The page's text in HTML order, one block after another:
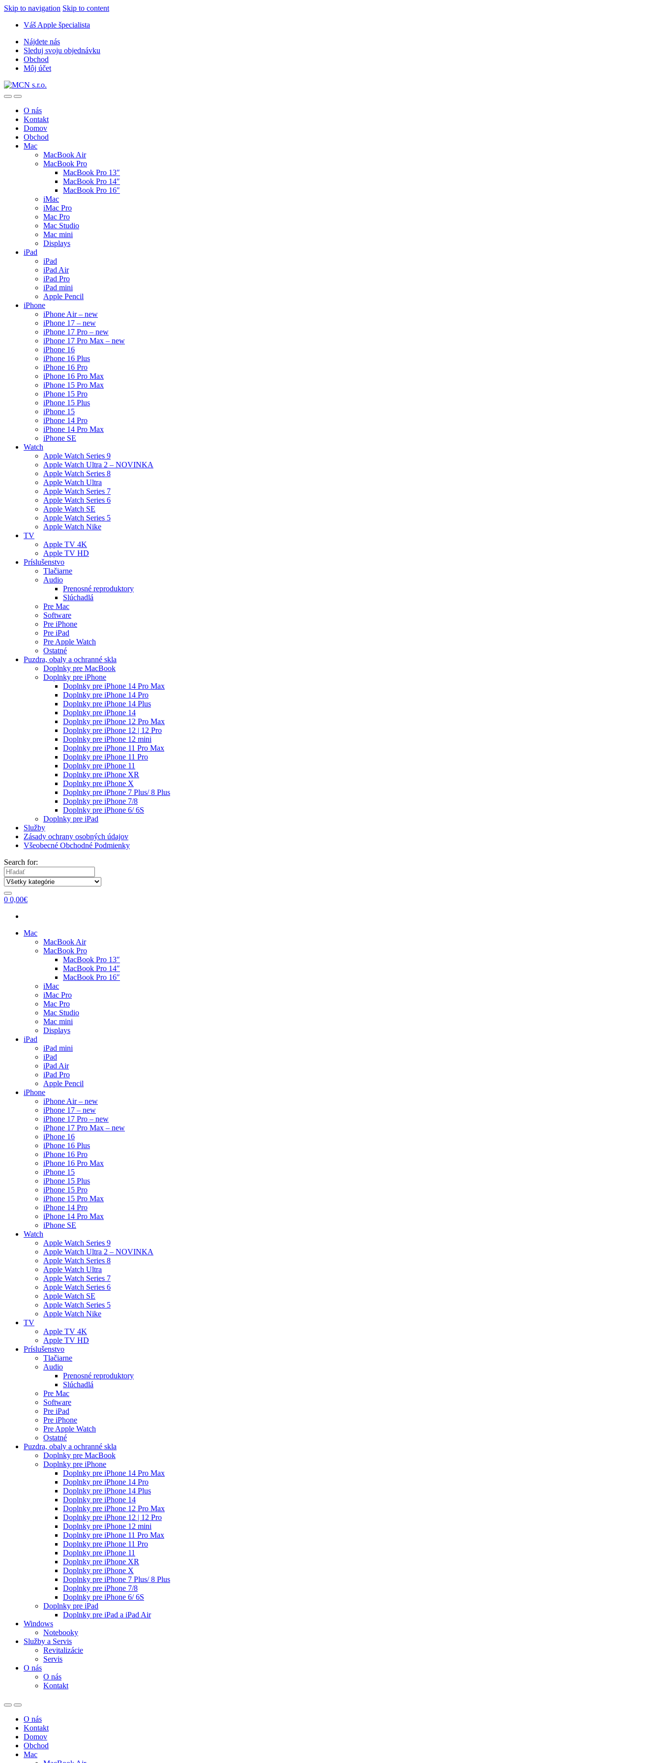
Skip to navigation Skip to content
Váš Apple špecialista
Nájdete nás
Sleduj svoju objednávku
Obchod
Môj účet
O nás
Kontakt
Domov
Obchod
Mac
MacBook Air
MacBook Pro
MacBook Pro 13″
MacBook Pro 14″
MacBook Pro 16″
iMac
iMac Pro
Mac Pro
Mac Studio
Mac mini
Displays
iPad
iPad
iPad Air
iPad Pro
iPad mini
Apple Pencil
iPhone
iPhone Air – new
iPhone 17 – new
iPhone 17 Pro – new
iPhone 17 Pro Max – new
iPhone 16
iPhone 16 Plus
iPhone 16 Pro
iPhone 16 Pro Max
iPhone 15 Pro Max
iPhone 15 Pro
iPhone 15 Plus
iPhone 15
iPhone 14 Pro
iPhone 14 Pro Max
iPhone SE
Watch
Apple Watch Series 9
Apple Watch Ultra 2 – NOVINKA
Apple Watch Series 8
Apple Watch Ultra
Apple Watch Series 7
Apple Watch Series 6
Apple Watch SE
Apple Watch Series 5
Apple Watch Nike
TV
Apple TV 4K
Apple TV HD
Príslušenstvo
Tlačiarne
Audio
Prenosné reproduktory
Slúchadlá
Pre Mac
Software
Pre iPhone
Pre iPad
Pre Apple Watch
Ostatné
Puzdra, obaly a ochranné skla
Doplnky pre MacBook
Doplnky pre iPhone
Doplnky pre iPhone 14 Pro Max
Doplnky pre iPhone 14 Pro
Doplnky pre iPhone 14 Plus
Doplnky pre iPhone 14
Doplnky pre iPhone 12 Pro Max
Doplnky pre iPhone 12 | 12 Pro
Doplnky pre iPhone 12 mini
Doplnky pre iPhone 11 Pro Max
Doplnky pre iPhone 11 Pro
Doplnky pre iPhone 11
Doplnky pre iPhone XR
Doplnky pre iPhone X
Doplnky pre iPhone 7 Plus/ 8 Plus
Doplnky pre iPhone 7/8
Doplnky pre iPhone 6/ 6S
Doplnky pre iPad
Služby
Zásady ochrany osobných údajov
Všeobecné Obchodné Podmienky
Search for:
0 0,00€
Mac
MacBook Air
MacBook Pro
MacBook Pro 13″
MacBook Pro 14″
MacBook Pro 16″
iMac
iMac Pro
Mac Pro
Mac Studio
Mac mini
Displays
iPad
iPad mini
iPad
iPad Air
iPad Pro
Apple Pencil
iPhone
iPhone Air – new
iPhone 17 – new
iPhone 17 Pro – new
iPhone 17 Pro Max – new
iPhone 16
iPhone 16 Plus
iPhone 16 Pro
iPhone 16 Pro Max
iPhone 15
iPhone 15 Plus
iPhone 15 Pro
iPhone 15 Pro Max
iPhone 14 Pro
iPhone 14 Pro Max
iPhone SE
Watch
Apple Watch Series 9
Apple Watch Ultra 2 – NOVINKA
Apple Watch Series 8
Apple Watch Ultra
Apple Watch Series 7
Apple Watch Series 6
Apple Watch SE
Apple Watch Series 5
Apple Watch Nike
TV
Apple TV 4K
Apple TV HD
Príslušenstvo
Tlačiarne
Audio
Prenosné reproduktory
Slúchadlá
Pre Mac
Software
Pre iPad
Pre iPhone
Pre Apple Watch
Ostatné
Puzdra, obaly a ochranné skla
Doplnky pre MacBook
Doplnky pre iPhone
Doplnky pre iPhone 14 Pro Max
Doplnky pre iPhone 14 Pro
Doplnky pre iPhone 14 Plus
Doplnky pre iPhone 14
Doplnky pre iPhone 12 Pro Max
Doplnky pre iPhone 12 | 12 Pro
Doplnky pre iPhone 12 mini
Doplnky pre iPhone 11 Pro Max
Doplnky pre iPhone 11 Pro
Doplnky pre iPhone 11
Doplnky pre iPhone XR
Doplnky pre iPhone X
Doplnky pre iPhone 7 Plus/ 8 Plus
Doplnky pre iPhone 7/8
Doplnky pre iPhone 6/ 6S
Doplnky pre iPad
Doplnky pre iPad a iPad Air
Windows
Notebooky
Služby a Servis
Revitalizácie
Servis
O nás
O nás
Kontakt
O nás
Kontakt
Domov
Obchod
Mac